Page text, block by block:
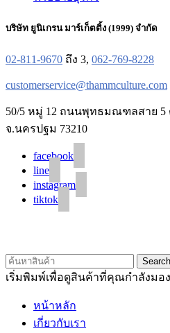
บริษัท ยูนิเกรน มาร์เก็ตติ้ง (1999) จำกัด
02-811-9670 ถึง 3, 062-769-8228
customerservice@thammculture.com
50/5 หมู่ 12 ถนนพุทธมณฑลสาย 5
จ.นครปฐม 73210
facebook
line
instagram
tiktok
Search
เริ่มพิมพ์เพื่อดูสินค้าที่คุณกำลังมอ
หน้าหลัก
เกี่ยวกับเรา